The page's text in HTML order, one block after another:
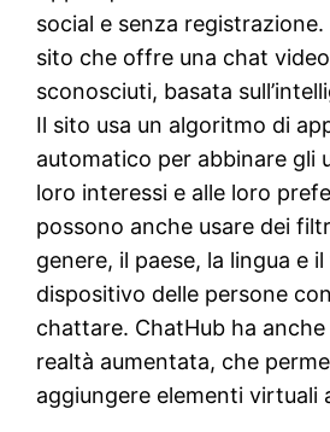
social e senza
sito che offre una chat
sconosciuti, basata
Il sito usa un algoritmo di
automatico per abbinare gli
loro interessi e alle loro
possono anche usare dei
genere, il paese, la lingua e
dispositivo delle persone
chattare. ChatHub ha
realtà aumentata, che
aggiungere elementi virtuali